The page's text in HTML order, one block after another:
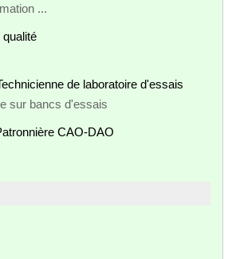
...
de laboratoire d'essais
sur bancs d'essais
CAO-DAO